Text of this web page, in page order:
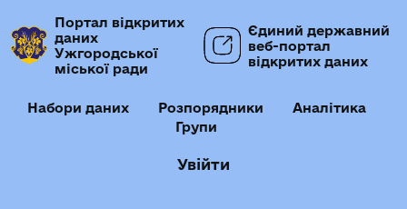
Портал відкритих
даних
Ужгородської
міської ради
Єдиний державний
веб-портал
відкритих даних
Набори даних Розпорядники
Аналітика
Групи
Увійти